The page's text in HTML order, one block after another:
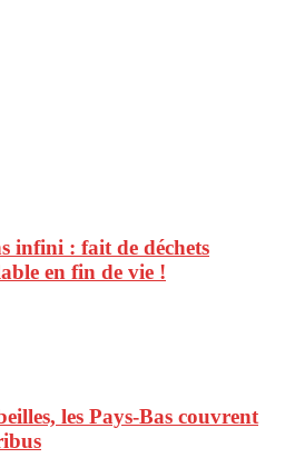
infini : fait de déchets
en fin de vie !
les Pays-Bas couvrent